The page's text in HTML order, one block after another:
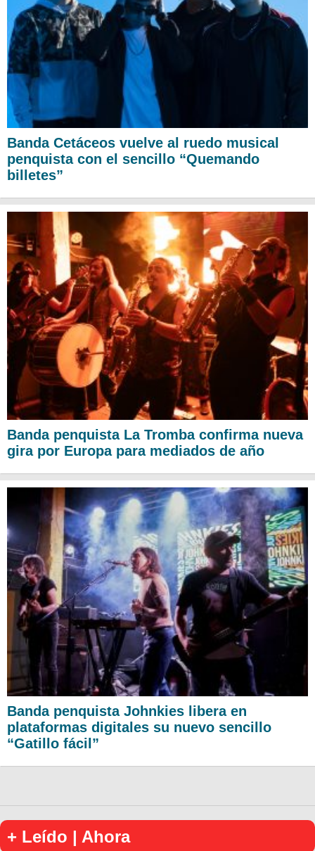
Banda Cetáceos vuelve al ruedo musical
penquista con el sencillo “Quemando
billetes”
Banda penquista La Tromba confirma nueva
gira por Europa para mediados de año
Banda penquista Johnkies libera en
plataformas digitales su nuevo sencillo
“Gatillo fácil”
+ Leído | Ahora